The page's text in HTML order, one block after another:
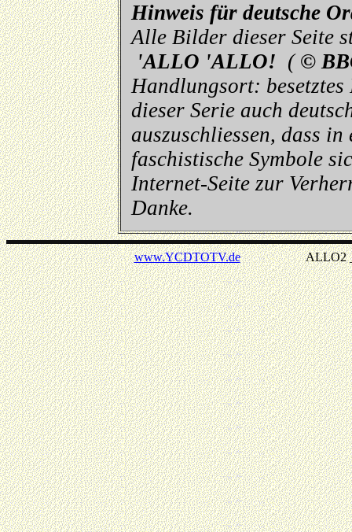
Hinweis für deutsche
Alle Bilder dieser Seite
'ALLO 'ALLO! ( ©
Handlungsort:
dieser Serie auch
auszuschliessen, dass in
faschistische Symbole
Internet-Seite zur
Danke.
www.YCDTOTV.deALLO2 _